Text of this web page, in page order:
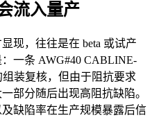
流入量产
现，往往是在 beta 或试产
一条 AWG#40 CABLINE-
装复核，但由于阻抗要求
部分随后出现高阻抗缺陷。
缺陷率在生产规模暴露后信